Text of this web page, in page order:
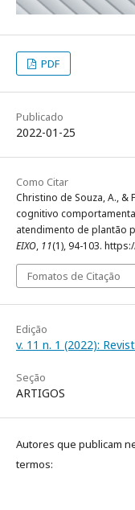
PDF
Publicado
2022-01-25
Como Citar
Christino de Souza, A., &
cognitivo
atendimento de plantão
EIXO, 11(1), 94-103.
Fomatos de Citação
Edição
v. 11 n. 1 (2022):
Seção
ARTIGOS
Autores que publicam
termos: